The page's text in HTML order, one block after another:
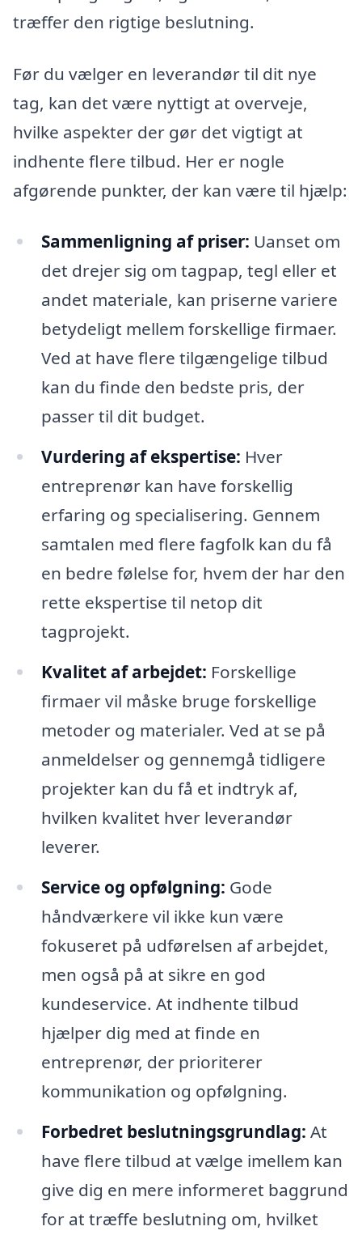
træffer den rigtige beslutning.
Før du vælger en leverandør til dit nye
tag, kan det være nyttigt at overveje,
hvilke aspekter der gør det vigtigt at
indhente flere tilbud. Her er nogle
afgørende punkter, der kan være til hjælp:
Sammenligning af priser: Uanset om
det drejer sig om tagpap, tegl eller et
andet materiale, kan priserne variere
betydeligt mellem forskellige firmaer.
Ved at have flere tilgængelige tilbud
kan du finde den bedste pris, der
passer til dit budget.
Vurdering af ekspertise: Hver
entreprenør kan have forskellig
erfaring og specialisering. Gennem
samtalen med flere fagfolk kan du få
en bedre følelse for, hvem der har den
rette ekspertise til netop dit
tagprojekt.
Kvalitet af arbejdet: Forskellige
firmaer vil måske bruge forskellige
metoder og materialer. Ved at se på
anmeldelser og gennemgå tidligere
projekter kan du få et indtryk af,
hvilken kvalitet hver leverandør
leverer.
Service og opfølgning: Gode
håndværkere vil ikke kun være
fokuseret på udførelsen af arbejdet,
men også på at sikre en god
kundeservice. At indhente tilbud
hjælper dig med at finde en
entreprenør, der prioriterer
kommunikation og opfølgning.
Forbedret beslutningsgrundlag: At
have flere tilbud at vælge imellem kan
give dig en mere informeret baggrund
for at træffe beslutning om, hvilket